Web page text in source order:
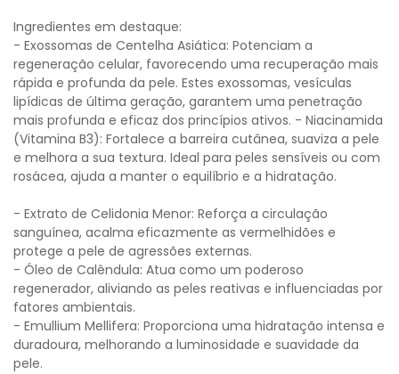
Ingredientes em destaque:
- Exossomas de Centelha Asiática: Potenciam a
regeneração celular, favorecendo uma recuperação mais
rápida e profunda da pele. Estes exossomas, vesículas
lipídicas de última geração, garantem uma penetração
mais profunda e eficaz dos princípios ativos. - Niacinamida
(Vitamina B3): Fortalece a barreira cutânea, suaviza a pele
e melhora a sua textura. Ideal para peles sensíveis ou com
rosácea, ajuda a manter o equilíbrio e a hidratação.
- Extrato de Celidonia Menor: Reforça a circulação
sanguínea, acalma eficazmente as vermelhidões e
protege a pele de agressões externas.
- Óleo de Calêndula: Atua como um poderoso
regenerador, aliviando as peles reativas e influenciadas por
fatores ambientais.
- Emullium Mellifera: Proporciona uma hidratação intensa e
duradoura, melhorando a luminosidade e suavidade da
pele.